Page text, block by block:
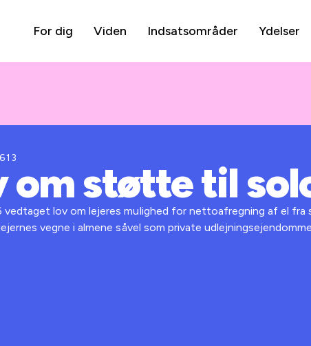
For dig Viden Indsatsområder Ydelser
om støtte til
vedtaget lov om lejeres mulighed for nettoafregning af el
vegne i almene såvel som private